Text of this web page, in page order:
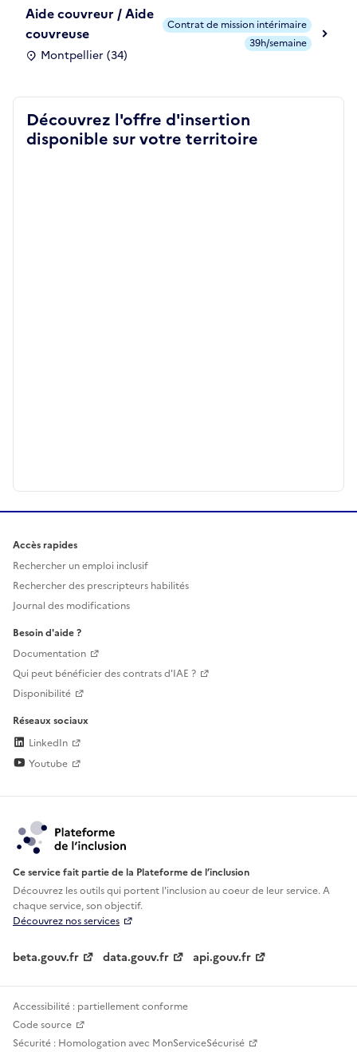
Aide couvreur / Aide
couvreuse
Montpellier (34)
Contrat de mission intérimaire
39h/semaine
Découvrez l'offre d'insertion
disponible sur votre territoire
Accès rapides
Rechercher un emploi inclusif
Rechercher des prescripteurs habilités
Journal des modifications
Besoin d'aide ?
Documentation
Qui peut bénéficier des contrats d'IAE ?
Disponibilité
Réseaux sociaux
LinkedIn
Youtube
Ce service fait partie de la Plateforme de l’inclusion
Découvrez les outils qui portent l'inclusion aucoeur de leur service. A
chaque service, son objectif.
Découvrez nos services
beta.gouv.fr data.gouv.fr api.gouv.fr
Accessibilité : partiellement conforme
Code source
Sécurité : Homologation avec MonServiceSécurisé